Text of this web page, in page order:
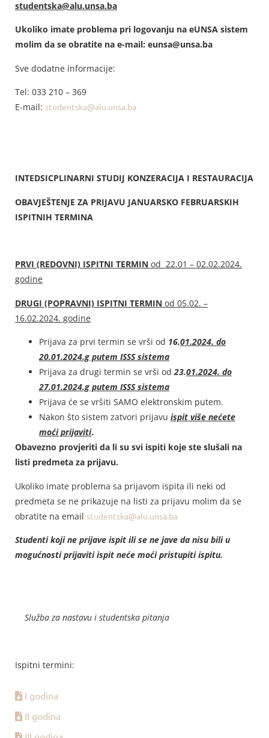
studentska@alu.unsa.ba
Ukoliko imate problema pri logovanju na eUNSA sistem
molim da se obratite na e-mail: eunsa@unsa.ba
Sve dodatne informacije:
Tel: 033 210 – 369
E-mail: studentska@alu.unsa.ba
INTEDSICPLINARNI STUDIJ KONZERACIJA I RESTAURACIJA
OBAVJEŠTENJE ZA PRIJAVU JANUARSKO FEBRUARSKIH
ISPITNIH TERMINA
PRVI (REDOVNI) ISPITNI TERMIN od 22.01 – 02.02.2024.
godine
DRUGI (POPRAVNI) ISPITNI TERMIN od 05.02. –
16.02.2024. godine
Prijava za prvi termin se vrši od 16.01.2024. do
20.01.2024.g putem ISSS sistema
Prijava za drugi termin se vrši od23.01.2024. do
27.01.2024.g putem ISSS sistema
Prijava će se vršiti SAMO elektronskim putem.
Nakon što sistem zatvori prijavu ispit više nećete
moći prijaviti.
Obavezno provjeriti da li su svi ispiti koje ste slušali na
listi predmeta za prijavu.
Ukoliko imate problema sa prijavom ispita ili neki od
predmeta se ne prikazuje na listi za prijavu molim da se
obratite na email studentska@alu.unsa.ba
Studenti koji ne prijave ispit ili se ne jave da nisu bili u
mogućnosti prijaviti ispit neće moći pristupiti ispitu.
Služba za nastavu i studentska pitanja
Ispitni termini:
I godina
II godina